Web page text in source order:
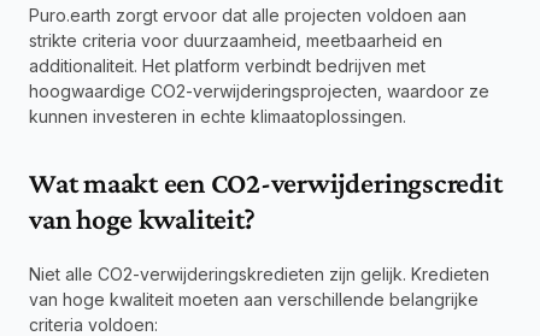
Puro.earth zorgt ervoor dat alle projecten voldoen aan
strikte criteria voor duurzaamheid, meetbaarheid en
additionaliteit. Het platform verbindt bedrijven met
hoogwaardige CO2-verwijderingsprojecten, waardoor ze
kunnen investeren in echte klimaatoplossingen.
Wat maakt een CO2-verwijderingscredit
van hoge kwaliteit?
Niet alle CO2-verwijderingskredieten zijn gelijk. Kredieten
van hoge kwaliteit moeten aan verschillende belangrijke
criteria voldoen: